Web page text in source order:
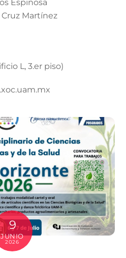
Espinosa
Martínez
L, 3.er piso)
9
JUNIO
2026